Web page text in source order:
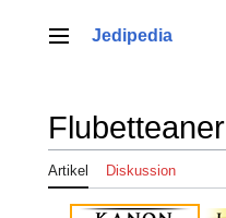
springenHauptmenü
Jedipedia
Flubetteaner
Artikel Diskussion